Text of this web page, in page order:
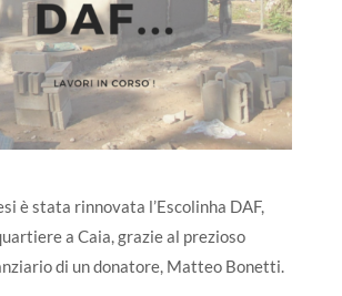
è stata rinnovata l’Escolinha DAF,
a Caia, grazie al prezioso
di un donatore, Matteo Bonetti.